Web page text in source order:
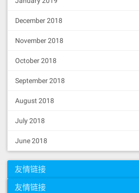
December 2018
November 2018
October 2018
September 2018
August 2018
July 2018
June 2018
友情链接
友情链接